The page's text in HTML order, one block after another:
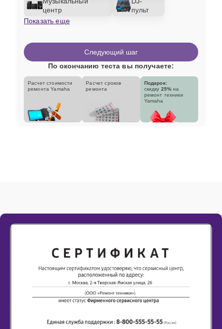
центр
пульт
Показать еще
Следующий шаг
По окончанию теста вы получаете:
Расчет стоимости
ремонта Yamaha
Расчет сроков
ремонта
Подарок:
скидку 25% на
ремонт техники
Yamaha